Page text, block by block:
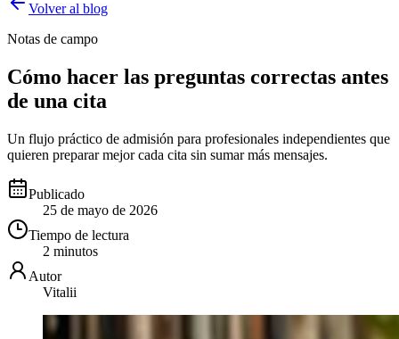
Volver al blog
Notas de campo
Cómo hacer las preguntas correctas antes
de una cita
Un flujo práctico de admisión para profesionales independientes que
quieren preparar mejor cada cita sin sumar más mensajes.
Publicado
25 de mayo de 2026
Tiempo de lectura
2 minutos
Autor
Vitalii